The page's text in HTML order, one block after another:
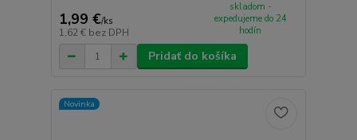
1,99 €/ks
1,62 € bez DPH
skladom -
expedujeme do 24
hodín
Pridať do košíka
Novinka